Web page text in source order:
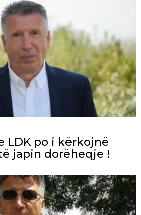
LDK po i kërkojnë
japin dorëheqje !